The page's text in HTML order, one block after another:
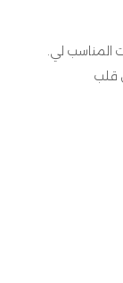
المناسب لي.
قلب